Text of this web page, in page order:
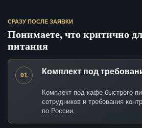
СРАЗУ ПОСЛЕ ЗАЯВКИ
Понимаете, что критично
питания
01 Комплект под
Комплект под кафе быстрого
сотрудников и требования
по России.